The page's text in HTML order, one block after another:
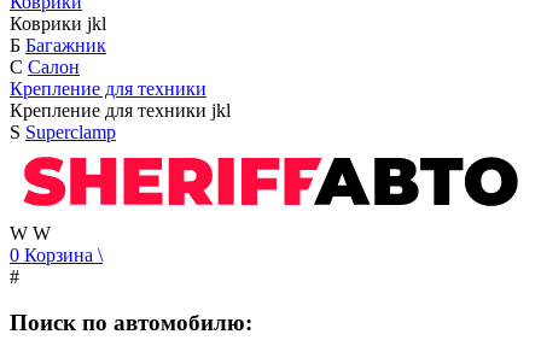
Коврики jkl
Б Багажник
С Салон
Крепление для техники
Крепление для техники jkl
S Superclamp
W W
0 Корзина \
#
Поиск по автомобилю: